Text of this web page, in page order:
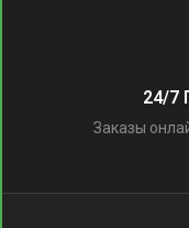
24/7
Заказы